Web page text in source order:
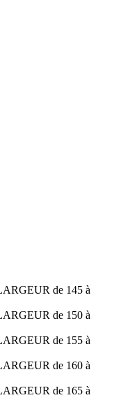
de 145 à
de 150 à
de 155 à
de 160 à
de 165 à